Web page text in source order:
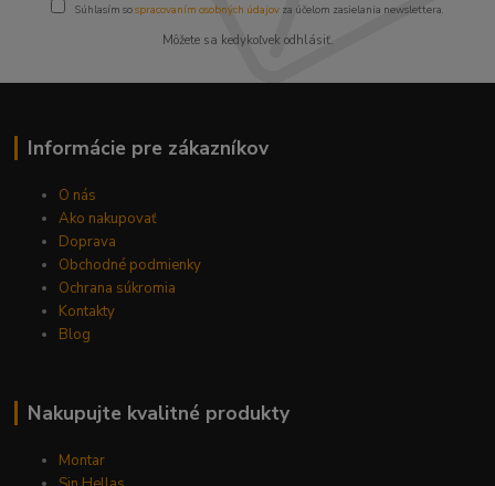
Súhlasím sospracovaním osobných údajov za účelom zasielania newslettera.
Môžete sa kedykoľvek odhlásiť.
Informácie pre zákazníkov
O nás
Ako nakupovať
Doprava
Obchodné podmienky
Ochrana súkromia
Kontakty
Blog
Nakupujte kvalitné produkty
Montar